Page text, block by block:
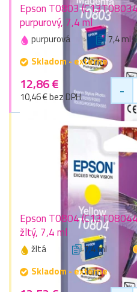
Epson T0803
purpurový, 7,4 ml
purpurová 7,4 ml
Skladom - externe
12,86 €
10,46 € bez DPH -
Epson T0804
žltý, 7,4 ml
žltá 7,4 ml
Skladom - externe